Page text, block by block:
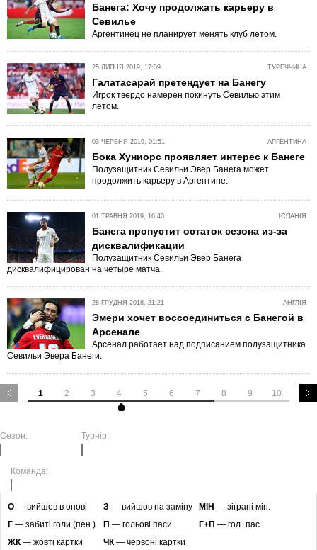
Банега: Хочу продолжать карьеру в
Севилье
Аргентинец не планирует менять клуб летом.
ТУРЕЧЧИНА
25 ЛИПНЯ 2019, 17:39
Галатасарай претендует на Банегу
Игрок твердо намерен покинуть Севилью этим
летом.
АРГЕНТИНА
03 ЧЕРВНЯ 2019, 01:51
Бока Хуниорс проявляет интерес к Банеге
Полузащитник Севильи Эвер Банега может
продолжить карьеру в Аргентине.
ІСПАНІЯ
01 ТРАВНЯ 2019, 16:40
Банега пропустит остаток сезона из-за
дисквалификации
Полузащитник Севильи Эвер Банега
дисквалифицирован на четыре матча.
АНГЛІЯ
28 ГРУДНЯ 2018, 21:21
Эмери хочет воссоединиться с Банегой в
Арсенале
Арсенал работает над подписанием полузащитника
Севильи Эвера Банеги.
1 2 3 4 5 6 7 8 9 10
Сезон: Турнір:
Команда:
O — вийшов в онові З — вийшов на заміну МІН — зіграні мін.
Г — забиті голи (пен.) П — гольові паси Г+П — гол+пас
ЖК— жовті картки ЧК— червоні картки